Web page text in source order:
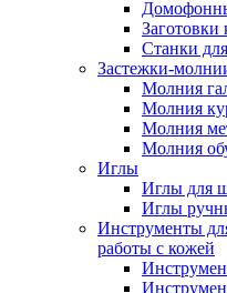
Заготовки
Станки
Застежки-
Молния
Молния
Молния
Молния
Иглы
Иглы для
Иглы
Инструменты
работы с кожей